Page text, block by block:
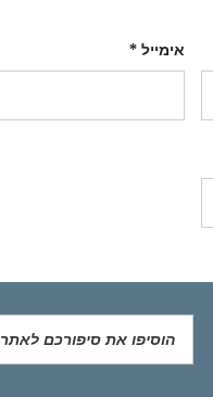
אימייל *
הוסיפו את סיפורכם לאתר